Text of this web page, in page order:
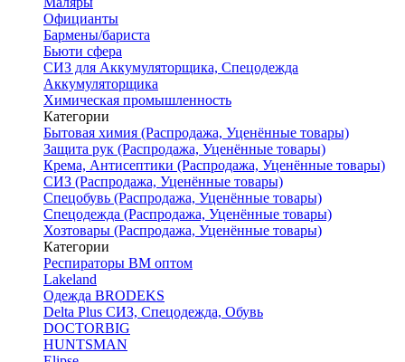
Официанты
Бармены/бариста
Бьюти сфера
СИЗ для Аккумуляторщика, Спецодежда
Аккумуляторщика
Химическая промышленность
Категории
Бытовая химия (Распродажа, Уценённые товары)
Защита рук (Распродажа, Уценённые товары)
Крема, Антисептики (Распродажа, Уценённые товары)
СИЗ (Распродажа, Уценённые товары)
Спецобувь (Распродажа, Уценённые товары)
Спецодежда (Распродажа, Уценённые товары)
Хозтовары (Распродажа, Уценённые товары)
Категории
Респираторы ВМ оптом
Lakeland
Одежда BRODEKS
Delta Plus СИЗ, Спецодежда, Обувь
DOCTORBIG
HUNTSMAN